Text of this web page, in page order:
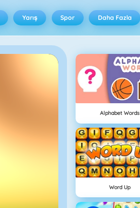
Yarış Spor Daha Fazla
Alphabet Words
Word Up